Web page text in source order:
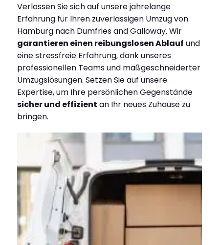
Verlassen Sie sich auf unsere jahrelange
Erfahrung für Ihren zuverlässigen Umzug von
Hamburg nach Dumfries and Galloway. Wir
garantieren einen reibungslosen Ablauf und
eine stressfreie Erfahrung, dank unseres
professionellen Teams und maßgeschneiderter
Umzugslösungen. Setzen Sie auf unsere
Expertise, um Ihre persönlichen Gegenstände
sicher und effizient an Ihr neues Zuhause zu
bringen.